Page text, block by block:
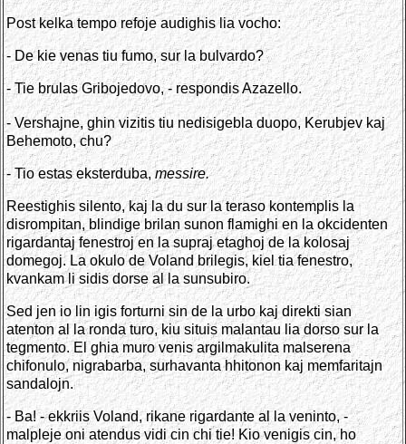
Post kelka tempo refoje audighis lia vocho:
- De kie venas tiu fumo, sur la bulvardo?
- Tie brulas Gribojedovo, - respondis Azazello.
- Vershajne, ghin vizitis tiu nedisigebla duopo, Kerubjev kaj
Behemoto, chu?
- Tio estas eksterduba,messire.
Reestighis silento, kaj la du sur la teraso kontemplis la
disrompitan, blindige brilan sunon flamighi en la okcidenten
rigardantaj fenestroj en la supraj etaghoj de la kolosaj
domegoj. La okulo de Voland brilegis, kiel tia fenestro,
kvankam li sidis dorse al la sunsubiro.
Sed jen io lin igis forturni sin de la urbo kaj direkti sian
atenton al la ronda turo, kiu situis malantau lia dorso sur la
tegmento. El ghia muro venis argilmakulita malserena
chifonulo, nigrabarba, surhavanta hhitonon kaj memfaritajn
sandalojn.
- Ba! - ekkriis Voland, rikane rigardante al la veninto, -
malpleje oni atendus vidi cin chi tie! Kio venigis cin, ho